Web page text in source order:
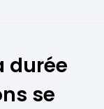
durée
se